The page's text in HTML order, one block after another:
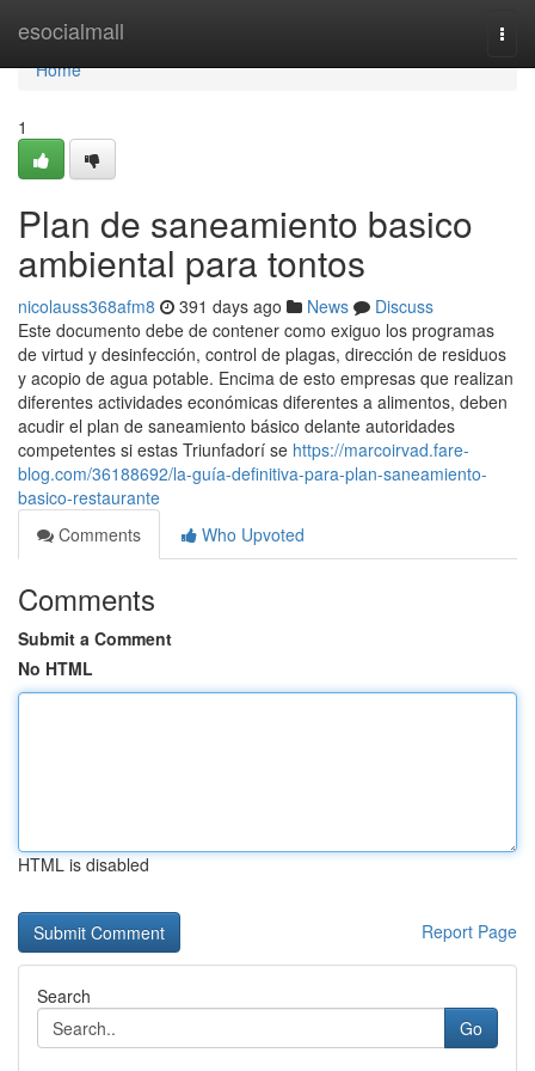
esocialmall
Home
Home
1
Plan de saneamiento basico
ambiental para tontos
nicolauss368afm8 391 days ago News
Discuss
Este documento debe de contener como exiguo los programas
de virtud y desinfección, control de plagas, dirección de residuos
y acopio de agua potable. Encima de esto empresas que realizan
diferentes actividades económicas diferentes a alimentos, deben
acudir el plan de saneamiento básico delante autoridades
competentes si estas Triunfadorí se https://marcoirvad.fare-
blog.com/36188692/la-guía-definitiva-para-plan-saneamiento-
basico-restaurante
Comments
Who Upvoted
Comments
Submit a Comment
No HTML
HTML is disabled
Report Page
Search
Go